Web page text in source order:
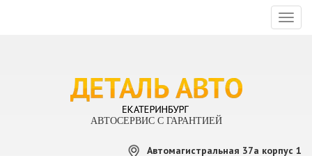
АВТОСЕРВИС С ГАРАНТИЕЙ
Автомагистральная 37а корпус 1